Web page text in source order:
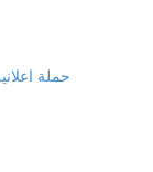
حملة